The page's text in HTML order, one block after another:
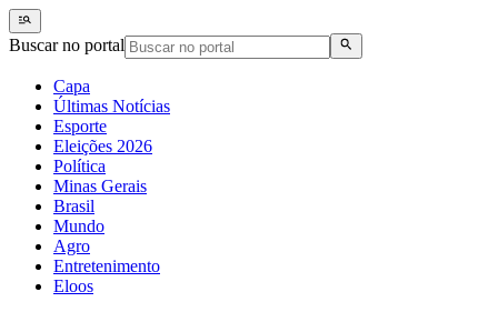
Buscar no portal
Capa
Últimas Notícias
Esporte
Eleições 2026
Política
Minas Gerais
Brasil
Mundo
Agro
Entretenimento
Eloos